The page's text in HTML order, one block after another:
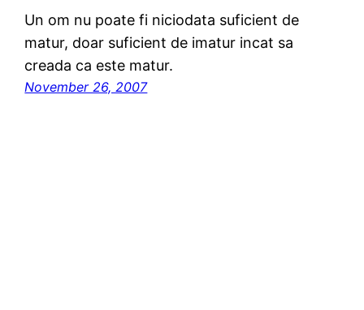
Un om nu poate fi niciodata suficient de
matur, doar suficient de imatur incat sa
creada ca este matur.
November 26, 2007